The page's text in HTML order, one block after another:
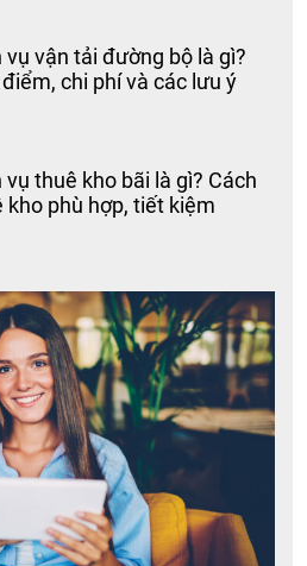
vụ vận tải đường bộ là gì?
chi phí và các lưu ý
vụ thuê kho bãi là gì? Cách
kho phù hợp, tiết kiệm